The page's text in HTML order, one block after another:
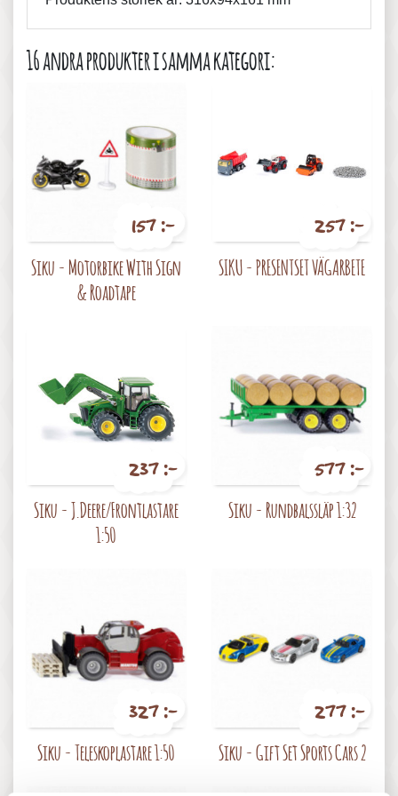
16 andra produkter i samma kategori:
157 :-
Siku - Motorbike With Sign
& Roadtape
257 :-
SIKU - PRESENTSET VÄGARBETE
237 :-
Siku - J.Deere/Frontlastare
1:50
577 :-
Siku - Rundbalssläp 1:32
327 :-
Siku - Teleskoplastare 1:50
277 :-
Siku - Gift Set Sports Cars 2